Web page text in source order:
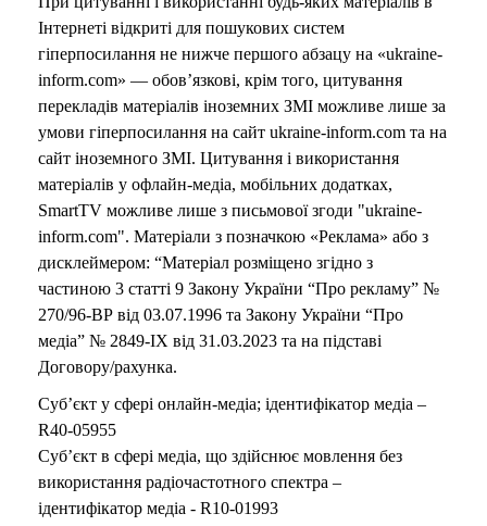
Інтернеті відкриті для пошукових систем
гіперпосилання не нижче першого абзацу на «ukraine-
inform.com» — обов’язкові, крім того, цитування
перекладів матеріалів іноземних ЗМІ можливе лише за
умови гіперпосилання на сайт ukraine-inform.com та на
сайт іноземного ЗМІ. Цитування і використання
матеріалів у офлайн-медіа, мобільних додатках,
SmartTV можливе лише з письмової згоди "ukraine-
inform.com". Матеріали з позначкою «Реклама» або з
дисклеймером: “Матеріал розміщено згідно з
частиною 3 статті 9 Закону України “Про рекламу” №
270/96-ВР від 03.07.1996 та Закону України “Про
медіа” № 2849-IX від 31.03.2023 та на підставі
Договору/рахунка.
Суб’єкт у сфері онлайн-медіа; ідентифікатор медіа –
R40-05955
Суб’єкт в сфері медіа, що здійснює мовлення без
використання радіочастотного спектра –
ідентифікатор медіа - R10-01993